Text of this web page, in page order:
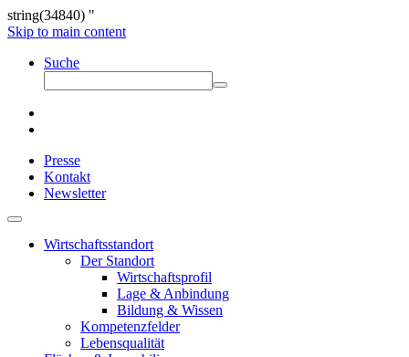
string(34840) "
Skip to main content
Suche
Presse
Kontakt
Newsletter
Wirtschaftsstandort
Der Standort
Wirtschaftsprofil
Lage & Anbindung
Bildung & Wissen
Kompetenzfelder
Lebensqualität